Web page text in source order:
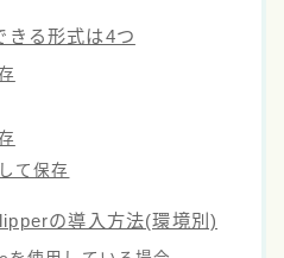
きる形式は4つ
て保存
の導入方法(環境別)